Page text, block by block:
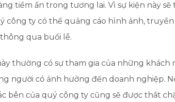
tiềm ẩn trong tương lai. Vì sự kiện này
công ty có thể quảng cáo hình ảnh,
qua buổi lễ.
thường có sự tham gia của những khách
người có ảnh hưởng đến doanh nghiệp.
bên của quý công ty cũng sẽ được thắt